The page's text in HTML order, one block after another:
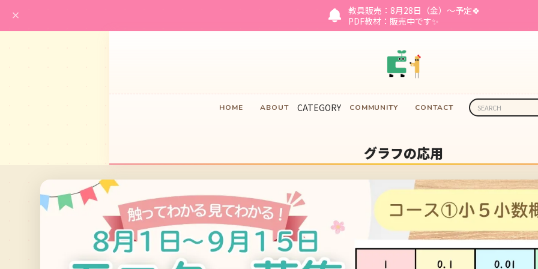
教具販売：8月28日（金）～予定🍀
PDF教材：販売中です✨
HOME ABOUT CATEGORY COMMUNITY CONTACT
グラフの応用